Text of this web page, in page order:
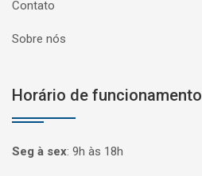
Contato
Sobre nós
Horário de funcionamento
Seg à sex: 9h às 18h